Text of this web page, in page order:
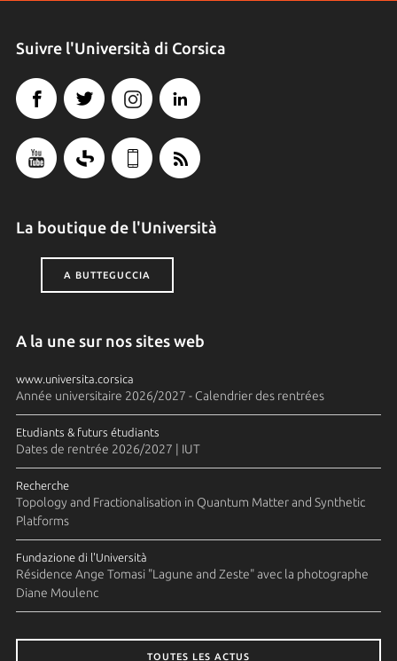
Suivre l'Università di Corsica
La boutique de l'Università
A BUTTEGUCCIA
A la une sur nos sites web
www.universita.corsica
Année universitaire 2026/2027 - Calendrier des rentrées
Etudiants & futurs étudiants
Dates de rentrée 2026/2027 | IUT
Recherche
Topology and Fractionalisation in Quantum Matter and Synthetic
Platforms
Fundazione di l'Università
Résidence Ange Tomasi "Lagune and Zeste" avec la photographe
Diane Moulenc
TOUTES LES ACTUS